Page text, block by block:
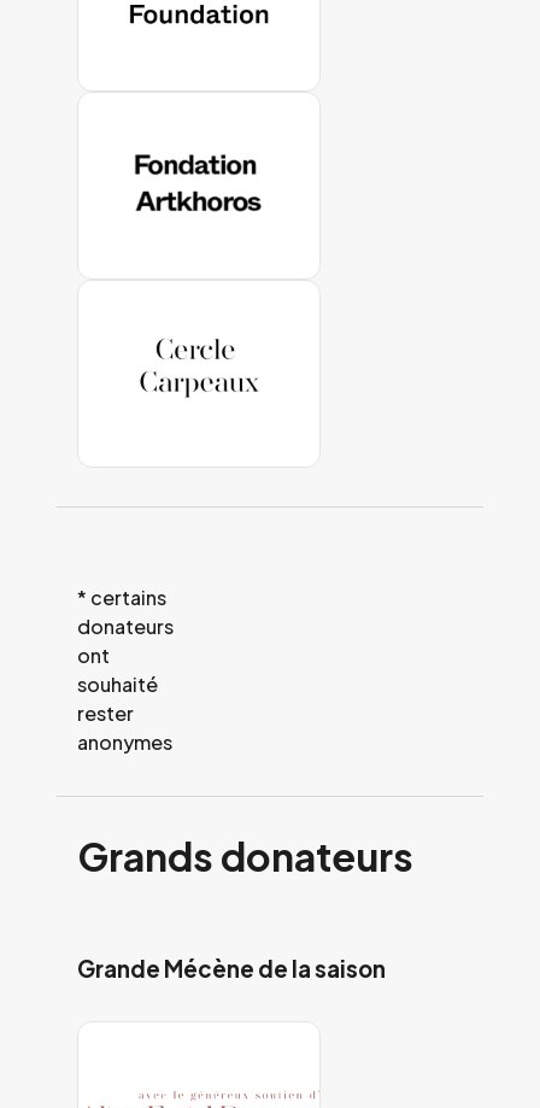
* certains
donateurs
ont
souhaité
rester
anonymes
Grands donateurs
Grande Mécène de la saison